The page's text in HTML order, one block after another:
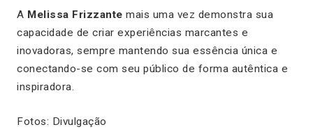
A Melissa Frizzante mais uma vez demonstra sua
capacidade de criar experiências marcantes e
inovadoras, sempre mantendo sua essência única e
conectando-se com seu público de forma autêntica e
inspiradora.
Fotos: Divulgação